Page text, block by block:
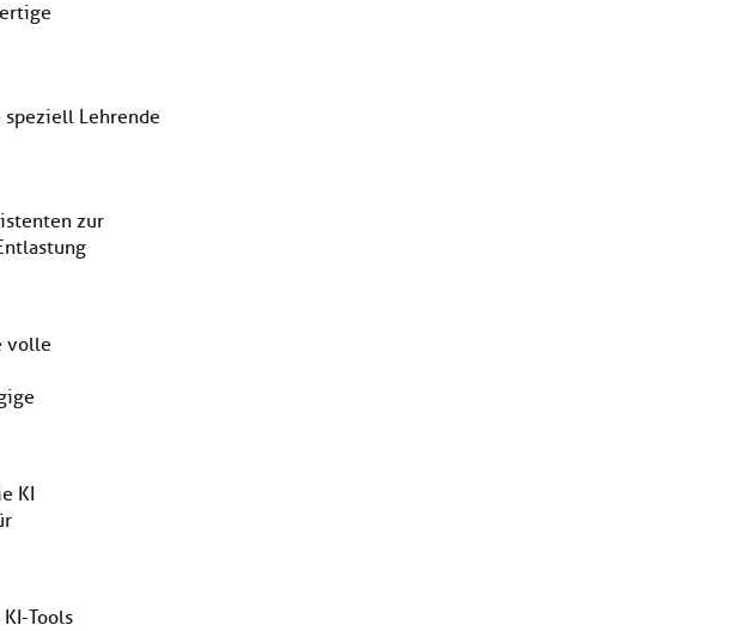
Lehrende
zur
volle
KI
Tools